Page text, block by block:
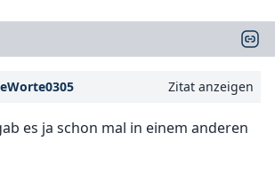
Zitat anzeigen
es ja schon mal in einem anderen